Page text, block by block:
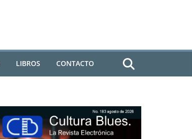
LIBROS CONTACTO